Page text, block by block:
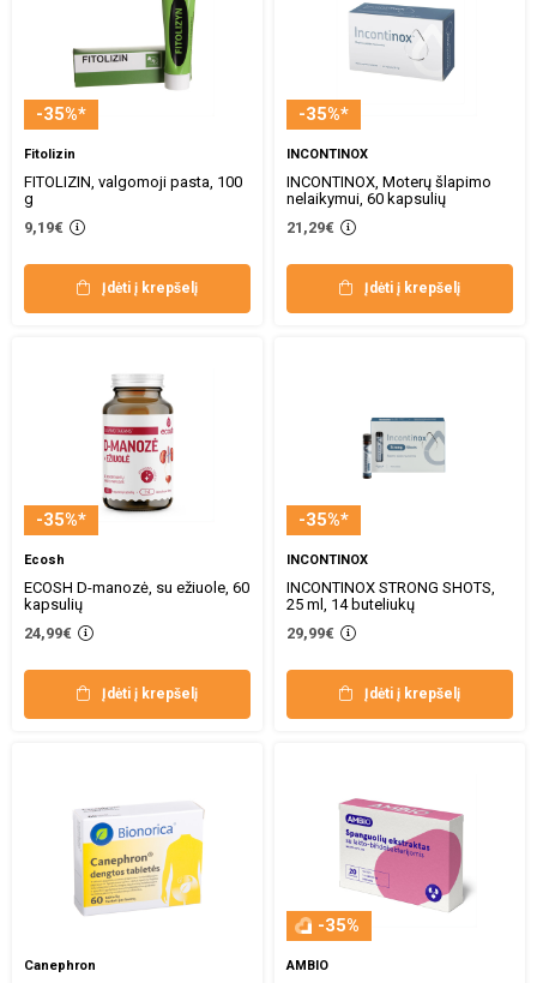
-35%*
Fitolizin
FITOLIZIN, valgomoji pasta, 100
g
9,19€
Įdėti į krepšelį
-35%*
INCONTINOX
INCONTINOX, Moterų šlapimo
nelaikymui, 60 kapsulių
21,29€
Įdėti į krepšelį
-35%*
Ecosh
ECOSH D-manozė, su ežiuole, 60
kapsulių
24,99€
Įdėti į krepšelį
-35%*
INCONTINOX
INCONTINOX STRONG SHOTS,
25 ml, 14 buteliukų
29,99€
Įdėti į krepšelį
Canephron
-35%
AMBIO